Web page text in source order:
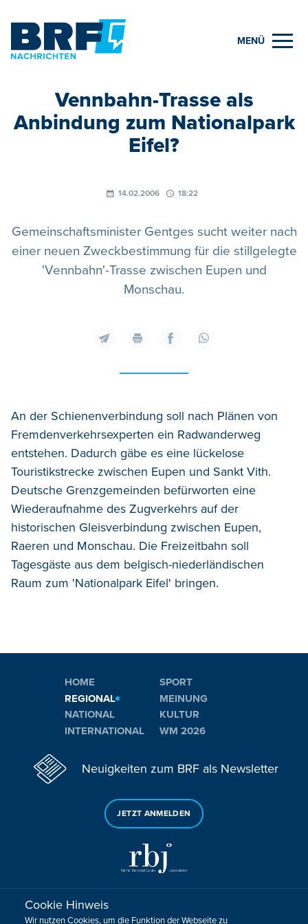
MENÜ
Vennbahn-Trasse als
Anbindung zum Nationalpark
Eifel?
14.02.2006 18:22
Gemeinschaftsminister Gentges sucht weiter nach
einer neuen Zweckbestimmung für die stillgelegte
'Vennbahn'-Trasse zwischen Eupen und
Monschau.
An der Schienenverbindung soll nach Plänen von
Fremdenverkehrsexperten ein Radwanderweg
entstehen. Dadurch gäbe es eine lückelose
Touristikstrecke zwischen Eupen und Sankt Vith.
Deutsche Grenzgemeinden befürworten eine
Wiederaufnahme des Zugverkehrs auf der
historischen Gleisverbindung zwischen Eupen,
Raeren und Monschau. Die Freizeitbahn soll
Tagesgäste aus dem belgisch-niederländischen
Raum zum 'Nationalpark Eifel' bringen.
HOME
REGIONAL
NATIONAL
INTERNATIONAL
SPORT
MEINUNG
KULTUR
WM 2026
Neuigkeiten zum BRF als Newsletter
JETZT ANMELDEN
Sie haben noch Fragen oder Anmerkungen?
Cookie Hinweis
Wir nutzen Cookies, um die Funktion der Webseite zu